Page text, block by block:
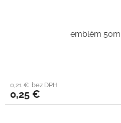
emblém
0,21 € bez DPH
0,25 €